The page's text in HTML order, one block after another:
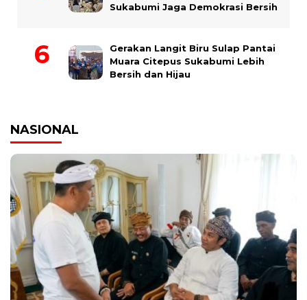
Sukabumi Jaga Demokrasi Bersih
Gerakan Langit Biru Sulap Pantai
Muara Citepus Sukabumi Lebih
Bersih dan Hijau
NASIONAL